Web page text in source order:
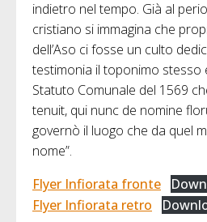
indietro nel tempo. Già al
cristiano si immagina che
dell’Aso ci fosse un culto
testimonia il toponimo stesso
Statuto Comunale del 1569
tenuit, qui nunc de nomine
governò il luogo che da quel
nome”.
Flyer Infiorata fronte
Flyer Infiorata retro